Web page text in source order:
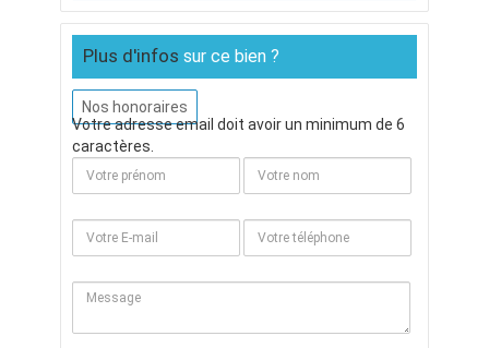
Plus d'infos sur ce bien ?
Nos honoraires
Votre adresse email doit avoir un minimum de 6
caractères.